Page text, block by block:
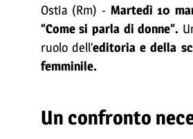
Ostia (Rm) - Martedì 10
“Come si parla di donne”.
ruolo dell’editoria e della
femminile.
Un confronto